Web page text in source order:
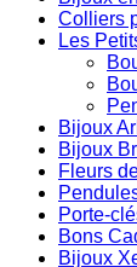
Colliers
Les
Bijoux
Bijoux
Fleurs
Porte-
Bons
Bijoux